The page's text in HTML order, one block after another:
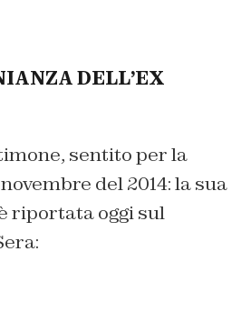
DELL’EX
sentito per la
del 2014: la sua
riportata oggi sul